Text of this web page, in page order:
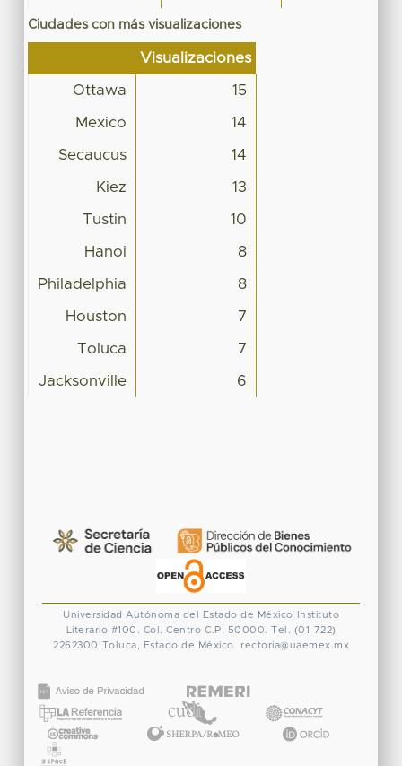
Ciudades con más visualizaciones
Visualizaciones
Ottawa 15
Mexico 14
Secaucus 14
Kiez 13
Tustin 10
Hanoi 8
Philadelphia 8
Houston 7
Toluca 7
Jacksonville 6
Universidad Autónoma del Estado de México
Instituto
Literario #100. Col. Centro C.P. 50000. Tel. (01-722)
2262300 Toluca, Estado de México. rectoria@uaemex.mx